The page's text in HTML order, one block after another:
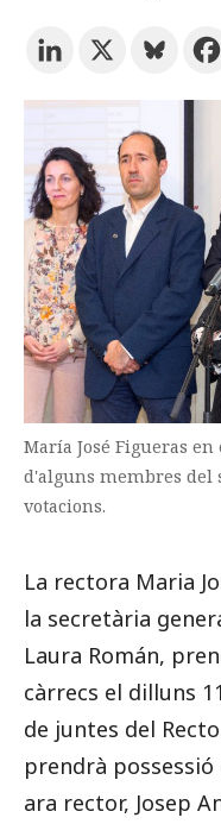
Subscriu-te als
CATALÀ
María José Figueras
d'alguns membres del
votacions.
La rectora Maria
la secretària
Laura Román,
càrrecs el dilluns
de juntes del
prendrà
ara rector, Josep